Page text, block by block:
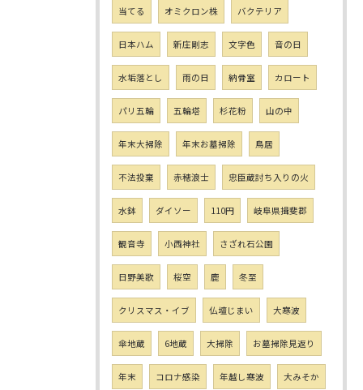
当てる オミクロン株 バクテリア
日本ハム 新庄剛志 文字色 音の日
水垢落とし 雨の日 納骨室 カロート
パリ五輪 五輪塔 杉花粉 山の中
年末大掃除 年末お墓掃除 鳥居
不法投棄 赤穂浪士 忠臣蔵討ち入りの火
水鉢 ダイソー 110円 岐阜県揖斐郡
観音寺 小西神社 さざれ石公園
日野美歌 桜空 鹿 冬至
クリスマス・イブ 仏壇じまい 大寒波
傘地蔵 6地蔵 大掃除 お墓掃除見返り
年末 コロナ感染 年越し寒波 大みそか